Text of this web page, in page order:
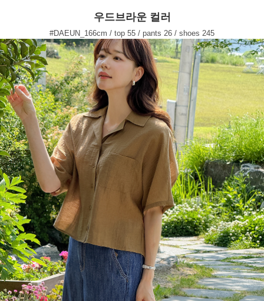
우드브라운 컬러
#DAEUN_166cm / top 55 / pants 26 / shoes 245